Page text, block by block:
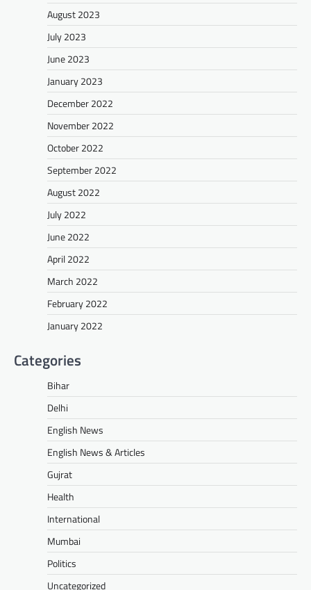
August 2023
July 2023
June 2023
January 2023
December 2022
November 2022
October 2022
September 2022
August 2022
July 2022
June 2022
April 2022
March 2022
February 2022
January 2022
Categories
Bihar
Delhi
English News
English News & Articles
Gujrat
Health
International
Mumbai
Politics
Uncategorized